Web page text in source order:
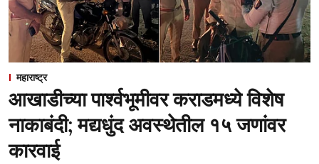
महाराष्ट्र
आखाडीच्या पार्श्वभूमीवर कराडमध्ये विशेष
नाकाबंदी; मद्यधुंद अवस्थेतील १५ जणांवर
कारवाई